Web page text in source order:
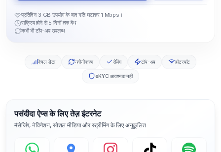
प्रतिदिन 3 GB उपयोग के बाद गति घटाकर 1 Mbps।
सक्रिय होने से 5 दिनों तक वैध
कभी भी टॉप-अप उपलब्ध
केवल डेटा नवीनीकरण रोमिंग टॉप-अप हॉटस्पॉट
eKYC आवश्यक नहीं
पसंदीदा ऐप्स के लिए तेज़ इंटरनेट
मैसेजिंग, नेविगेशन, सोशल मीडिया और स्ट्रीमिंग के लिए अनुकूलित